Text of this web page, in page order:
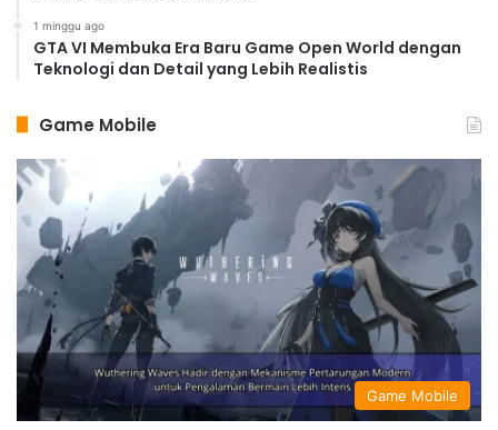
1 minggu ago
GTA VI Membuka Era Baru Game Open World dengan
Teknologi dan Detail yang Lebih Realistis
Game Mobile
Game Mobile